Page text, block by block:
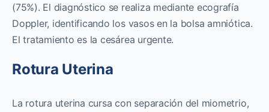
(75%). El diagnóstico se realiza mediante ecografía
Doppler, identificando los vasos en la bolsa amniótica.
El tratamiento es la cesárea urgente.
Rotura Uterina
La rotura uterina cursa con separación del miometrio,